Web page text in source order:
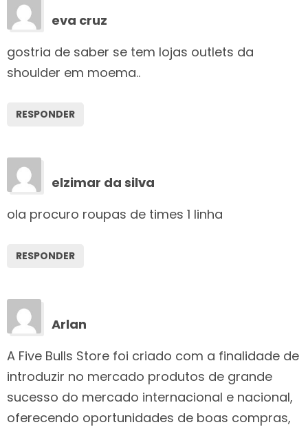
eva cruz
gostria de saber se tem lojas outlets da
shoulder em moema..
RESPONDER
elzimar da silva
ola procuro roupas de times 1 linha
RESPONDER
Arlan
A Five Bulls Store foi criado com a finalidade de
introduzir no mercado produtos de grande
sucesso do mercado internacional e nacional,
oferecendo oportunidades de boas compras,